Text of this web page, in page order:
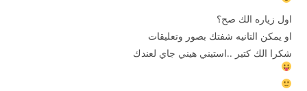
اول زياره الك صح؟
او يمكن التانيه شفتك بصور وتعليقات
شكرا الك كتير ..استيني هيني جاي لعندك